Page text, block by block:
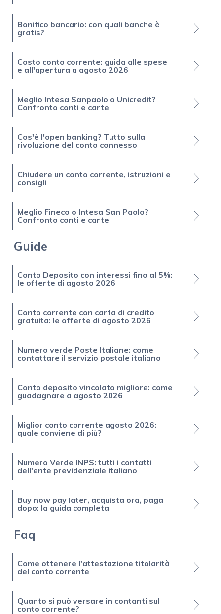
Bonifico bancario: con quali banche è
gratis?
Costo conto corrente: guida alle spese
e all'apertura a agosto 2026
Meglio Intesa Sanpaolo o Unicredit?
Confronto conti e carte
Cos'è l'open banking? Tutto sulla
rivoluzione del conto connesso
Chiudere un conto corrente, istruzioni e
consigli
Meglio Fineco o Intesa San Paolo?
Confronto conti e carte
Guide
Conto Deposito con interessi fino al 5%:
le offerte di agosto 2026
Conto corrente con carta di credito
gratuita: le offerte di agosto 2026
Numero verde Poste Italiane: come
contattare il servizio postale italiano
Conto deposito vincolato migliore: come
guadagnare a agosto 2026
Miglior conto corrente agosto 2026:
quale conviene di più?
Numero Verde INPS: tutti i contatti
dell'ente previdenziale italiano
Buy now pay later, acquista ora, paga
dopo: la guida completa
Faq
Come ottenere l'attestazione titolarità
del conto corrente
Quanto si può versare in contanti sul
conto corrente?